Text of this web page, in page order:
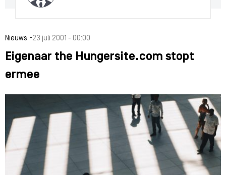
Nieuws -23 juli 2001 - 00:00
Eigenaar the Hungersite.com stopt
ermee